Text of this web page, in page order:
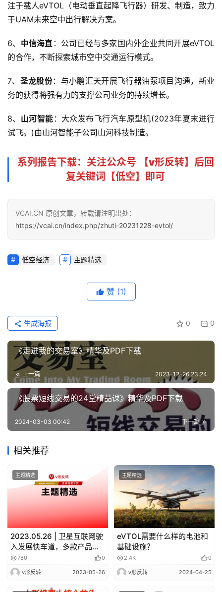
注于载人eVTOL（电动垂直起降飞行器）研发、制造，致力
于UAM未来空中出行解决方案。
6、 中信海直 ：公司已经与多家国内外企业共同开展eVTOL
的合作，不断探索城市空中交通运行模式。
7、 圣龙股份：与小鹏汇天开展飞行器油泵项目沟通，新业
务的获得将强有力的支撑公司业务的持续增长。
8、 山河智能 ：大众发布飞行汽车原型机(2023年夏末进行
试飞。)由山河智能子公司山河科技制造。
系列报告下载：关注公众号 【v形反转】后回
复关键词【低空】即可
VCAI.CN 原创文章，转载请注明出处：
https://vcai.cn/index.php/zhuti-20231228-evtol/
低空经济 主题精选
赞 (1)
0 0
生成海报
《走进我的交易室》精华及PDF下载
上一篇 2023-12-26 23:24
《股票短线交易的24堂精品课》精华及PDF下载
下一篇
2024-03-03 00:42
相关推荐
主题精选
2023.05.26 | 卫星互联网驶
入发展快车道，多款产品抓
紧研制；国家水网建设加快
推进，或带动管道需求大幅
增长
780 0
v形反转 2023-05-26
主题精选
eVTOL需要什么样的电池和
基础设施？
2.4K 0
v形反转 2024-04-25